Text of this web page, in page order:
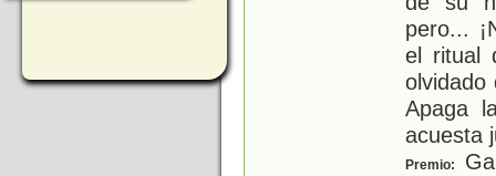
pero...
el ritual
olvidado
Apaga
acuesta
Premio: